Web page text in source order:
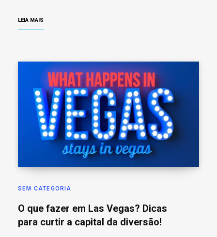
LEIA MAIS
SEM CATEGORIA
O que fazer em Las Vegas? Dicas
para curtir a capital da diversão!